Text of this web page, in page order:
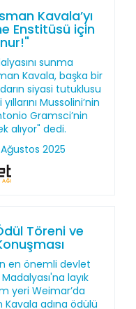
Kavala’yı
Enstitüsü için
sunma
Kavala, başka bir
siyasi tutuklusu
Mussolini’nin
Gramsci’nin
alıyor" dedi.
2025
Töreni ve
en önemli devlet
layık
yeri Weimar’da
adına ödülü